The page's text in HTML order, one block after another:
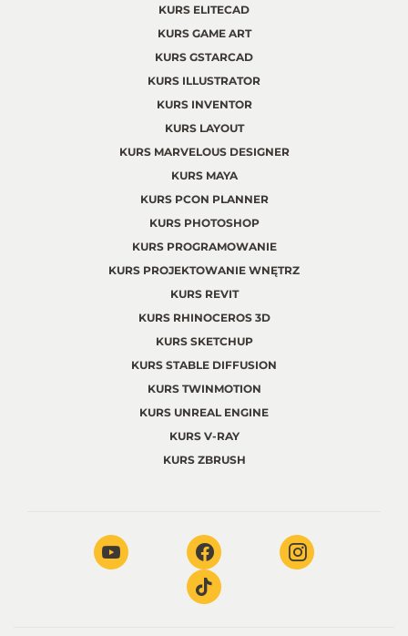
KURS ELITECAD
KURS GAME ART
KURS GSTARCAD
KURS ILLUSTRATOR
KURS INVENTOR
KURS LAYOUT
KURS MARVELOUS DESIGNER
KURS MAYA
KURS PCON PLANNER
KURS PHOTOSHOP
KURS PROGRAMOWANIE
KURS PROJEKTOWANIE WNĘTRZ
KURS REVIT
KURS RHINOCEROS 3D
KURS SKETCHUP
KURS STABLE DIFFUSION
KURS TWINMOTION
KURS UNREAL ENGINE
KURS V-RAY
KURS ZBRUSH